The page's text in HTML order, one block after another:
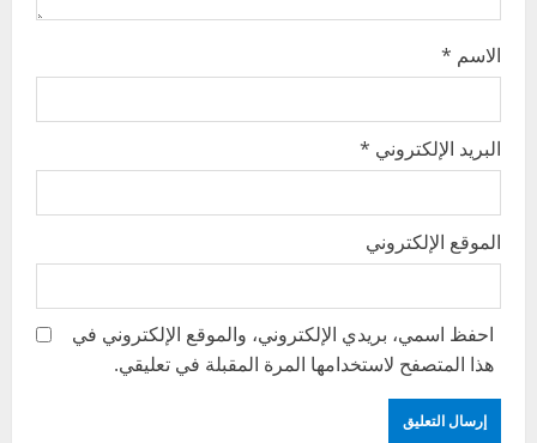
الاسم *
البريد الإلكتروني *
الموقع الإلكتروني
احفظ اسمي، بريدي الإلكتروني، والموقع الإلكتروني في
هذا المتصفح لاستخدامها المرة المقبلة في تعليقي.